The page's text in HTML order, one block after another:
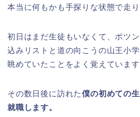
本当に何もかも手探りな状態で走り
初日はまだ生徒もいなくて、ポツ
込みリストと道の向こうの山王小
眺めていたことをよく覚えています
その数日後に訪れた僕の初めての
就職します。